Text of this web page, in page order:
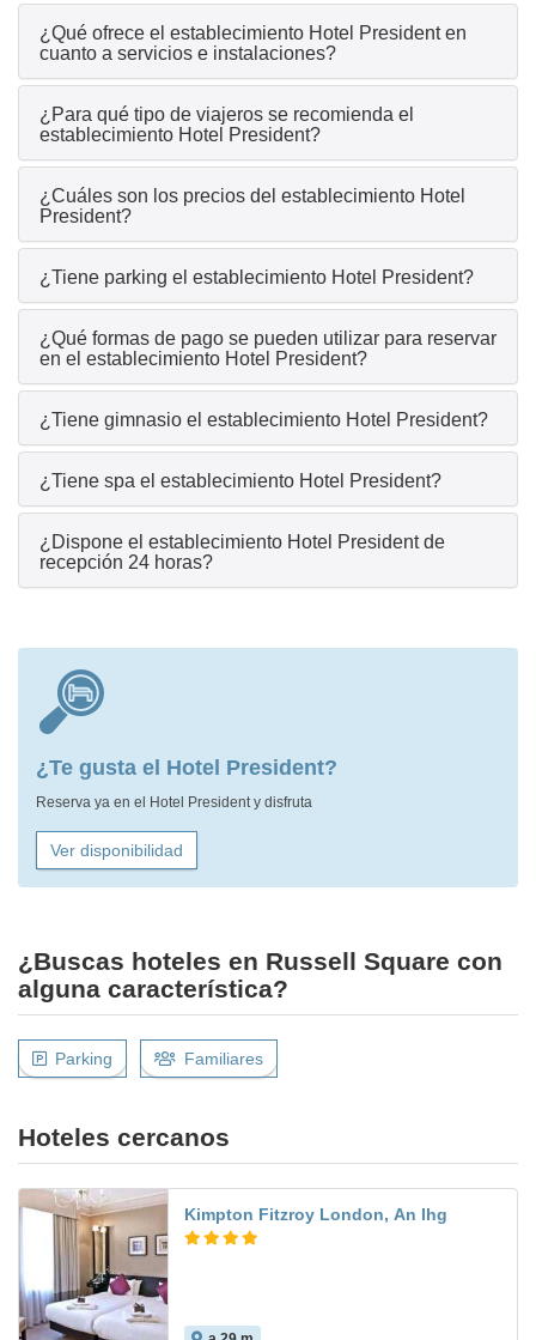
¿Qué ofrece el establecimiento Hotel President en
cuanto a servicios e instalaciones?
¿Para qué tipo de viajeros se recomienda el
establecimiento Hotel President?
¿Cuáles son los precios del establecimiento Hotel
President?
¿Tiene parking el establecimiento Hotel President?
¿Qué formas de pago se pueden utilizar para reservar
en el establecimiento Hotel President?
¿Tiene gimnasio el establecimiento Hotel President?
¿Tiene spa el establecimiento Hotel President?
¿Dispone el establecimiento Hotel President de
recepción 24 horas?
¿Te gusta el Hotel President?
Reserva ya en el Hotel President y disfruta
Ver disponibilidad
¿Buscas hoteles en Russell Square con
alguna característica?
Parking Familiares
Hoteles cercanos
Kimpton Fitzroy London, An Ihg